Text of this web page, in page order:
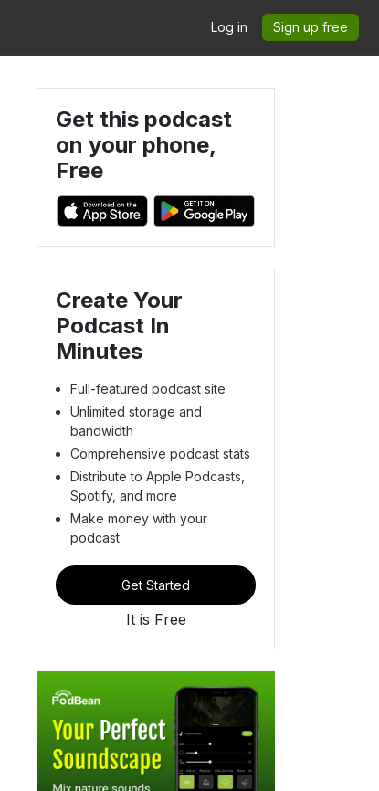
Log in Sign up free
Get this podcast
on your phone,
Free
Create Your
Podcast In
Minutes
Full-featured podcast site
Unlimited storage and
bandwidth
Comprehensive podcast stats
Distribute to Apple Podcasts,
Spotify, and more
Make money with your
podcast
Get Started
It is Free